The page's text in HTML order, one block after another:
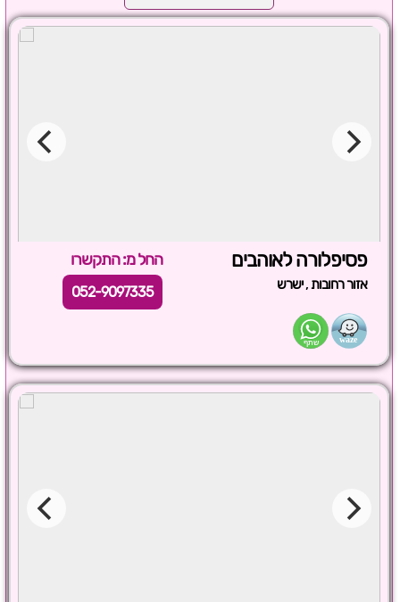
פסיפלורה לאוהבים החל מ: התקשרו
אזור רחובות,ישרש 052-9097335